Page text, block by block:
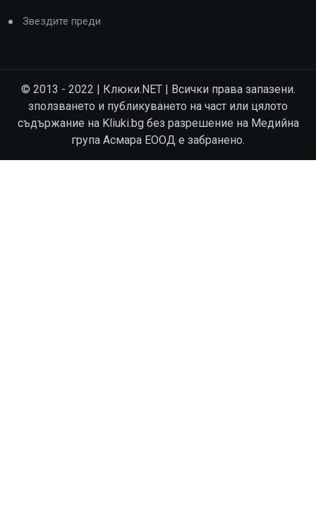
Звездите преди
© 2013 - 2022 | Клюки.NET | Всички права запазени.
зползването и публикуването на част или цялото
съдържание на Kliuki.bg без разрешение на Медийна
група Асмара ЕООД е забранено.